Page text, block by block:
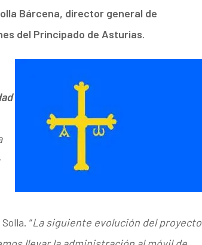
Bárcena, director general de
del Principado de Asturias.
“La siguiente evolución del proyecto